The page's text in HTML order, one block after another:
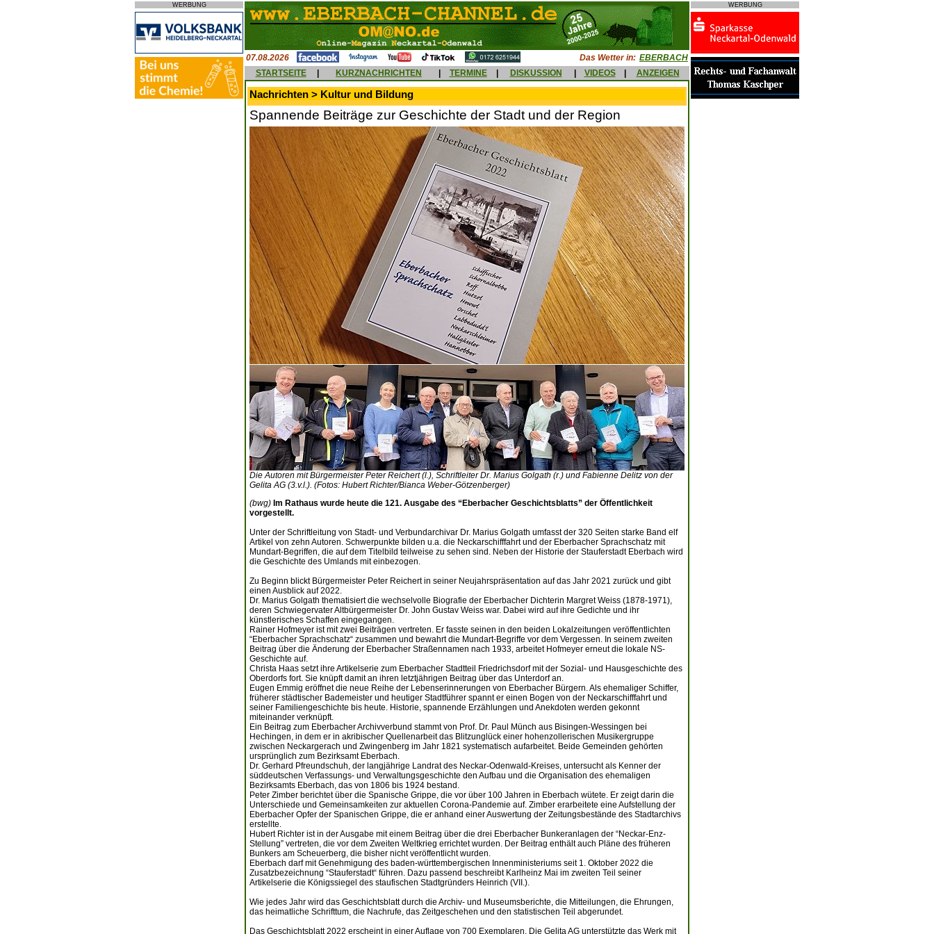
WERBUNG
07.08.2026 Das Wetter in: EBERBACH
STARTSEITE
KURZNACHRICHTEN TERMINE DISKUSSION VIDEOS ANZEIGEN
Nachrichten > Kultur und Bildung
Spannende Beiträge zur Geschichte der Stadt und der Region
Die Autoren mit Bürgermeister Peter Reichert (l.), Schriftleiter Dr. Marius Golgath (r.) und Fabienne Delitz von der
Gelita AG (3.v.l.). (Fotos: Hubert Richter/Bianca Weber-Götzenberger)
(bwg) Im Rathaus wurde heute die 121. Ausgabe des “Eberbacher Geschichtsblatts” der Öffentlichkeit
vorgestellt.
Unter der Schriftleitung von Stadt- und Verbundarchivar Dr. Marius Golgath umfasst der 320 Seiten starke Band elf
Artikel von zehn Autoren. Schwerpunkte bilden u.a. die Neckarschifffahrt und der Eberbacher Sprachschatz mit
Mundart-Begriffen, die auf dem Titelbild teilweise zu sehen sind. Neben der Historie der Stauferstadt Eberbach wird
die Geschichte des Umlands mit einbezogen.
Zu Beginn blickt Bürgermeister Peter Reichert in seiner Neujahrspräsentation auf das Jahr 2021 zurück und gibt
einen Ausblick auf 2022.
Dr. Marius Golgath thematisiert die wechselvolle Biografie der Eberbacher Dichterin Margret Weiss (1878-1971),
deren Schwiegervater Altbürgermeister Dr. John Gustav Weiss war. Dabei wird auf ihre Gedichte und ihr
künstlerisches Schaffen eingegangen.
Rainer Hofmeyer ist mit zwei Beiträgen vertreten. Er fasste seinen in den beiden Lokalzeitungen veröffentlichten
“Eberbacher Sprachschatz“ zusammen und bewahrt die Mundart-Begriffe vor dem Vergessen. In seinem zweiten
Beitrag über die Änderung der Eberbacher Straßennamen nach 1933, arbeitet Hofmeyer erneut die lokale NS-
Geschichte auf.
Christa Haas setzt ihre Artikelserie zum Eberbacher Stadtteil Friedrichsdorf mit der Sozial- und Hausgeschichte des
Oberdorfs fort. Sie knüpft damit an ihren letztjährigen Beitrag über das Unterdorf an.
Eugen Emmig eröffnet die neue Reihe der Lebenserinnerungen von Eberbacher Bürgern. Als ehemaliger Schiffer,
früherer städtischer Bademeister und heutiger Stadtführer spannt er einen Bogen von der Neckarschifffahrt und
seiner Familiengeschichte bis heute. Historie, spannende Erzählungen und Anekdoten werden gekonnt
miteinander verknüpft.
Ein Beitrag zum Eberbacher Archivverbund stammt von Prof. Dr. Paul Münch aus Bisingen-Wessingen bei
Hechingen, in dem er in akribischer Quellenarbeit das Blitzunglück einer hohenzollerischen Musikergruppe
zwischen Neckargerach und Zwingenberg im Jahr 1821 systematisch aufarbeitet. Beide Gemeinden gehörten
ursprünglich zum Bezirksamt Eberbach.
Dr. Gerhard Pfreundschuh, der langjährige Landrat des Neckar-Odenwald-Kreises, untersucht als Kenner der
süddeutschen Verfassungs- und Verwaltungsgeschichte den Aufbau und die Organisation des ehemaligen
Bezirksamts Eberbach, das von 1806 bis 1924 bestand.
Peter Zimber berichtet über die Spanische Grippe, die vor über 100 Jahren in Eberbach wütete. Er zeigt darin die
Unterschiede und Gemeinsamkeiten zur aktuellen Corona-Pandemie auf. Zimber erarbeitete eine Aufstellung der
Eberbacher Opfer der Spanischen Grippe, die er anhand einer Auswertung der Zeitungsbestände des Stadtarchivs
erstellte.
Hubert Richter ist in der Ausgabe mit einem Beitrag über die drei Eberbacher Bunkeranlagen der “Neckar-Enz-
Stellung” vertreten, die vor dem Zweiten Weltkrieg errichtet wurden. Der Beitrag enthält auch Pläne des früheren
Bunkers am Scheuerberg, die bisher nicht veröffentlicht wurden.
Eberbach darf mit Genehmigung des baden-württembergischen Innenministeriums seit 1. Oktober 2022 die
Zusatzbezeichnung “Stauferstadt“ führen. Dazu passend beschreibt Karlheinz Mai im zweiten Teil seiner
Artikelserie die Königssiegel des staufischen Stadtgründers Heinrich (VII.).
Wie jedes Jahr wird das Geschichtsblatt durch die Archiv- und Museumsberichte, die Mitteilungen, die Ehrungen,
das heimatliche Schrifttum, die Nachrufe, das Zeitgeschehen und den statistischen Teil abgerundet.
Das Geschichtsblatt 2022 erscheint in einer Auflage von 700 Exemplaren. Die Gelita AG unterstützte das Werk mit
WERBUNG